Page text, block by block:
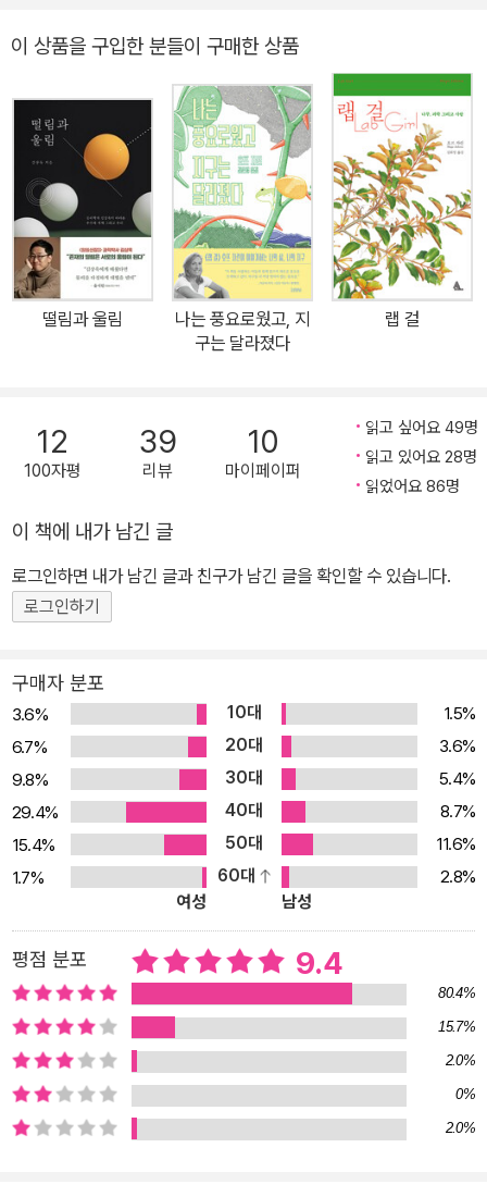
날씨가 가장 높고 대량살상 무기 사용은 낮은 편이었다. 우리는 이미
이런 상황을 체험하고 있다. 작년에는 유례없는 폭염이 한반도를 덮
쳐 상당한 피해를 입혔다. 미세먼지는 가장 쉽게 만날 수 있는 기후 현
상으로 우리의 건강을 위협하고 있다. 기후변화가 건강과 생명, 재산
을 위협한다는 사실을 이제 모두 체감한다. 기후변화가 먼 미래에 예
정된 사건이 아니라, 바로 지금 이 순간 우리 눈앞에 놓인 문제라는 것
을 말이다. 이 책의 저자인 조천호 전 국립기상과학원 원장은 일반인
의 눈높이에서 기후변화 시대의 본질을 설명한다. 과학자들 사이에서
기후변화가 일어나는 것은 부정할 수 없는 사실이며, 기후변화가 일
어나는 이유는 지구온난화다. 인간의 활동이 지구가 따뜻해지도록 만
이 촉발한 지질시대인 ‘인류세’에 돌입한 것이다. 이 책에서는 과학적
데이터를 제시하며 기후변화가 일어난 원리를 설명한다. 그리고 이렇
게 질문한다. 앞으로는 어떻게 될까? 기후변화가 일상이 된 지구에서
해야 할까? 문명을 탄생시킨 기후변화, 기후변화가 문명을 파괴할 수
도 있다? 사실 기후변화는 언제나 일어났던 일이다. 우리는 빙하기와
간빙기가 번갈아 찾아왔던 사실을 알고 있다. 90만 년 전부터는 약 1
가 4~5도 정도였다. 그런데 산업혁명 이후 약 100년 만에 기온이 약
1도 올랐다. 4~5도가 오르내리는 데 10만 년이 걸렸는데 지금은 단
100년 만에 1도가 오른 것이다. 기후변화에 관한 정부 간 협의체(IP
CC)에서는 이번 세기 내에 기온 상승 제한 목표를 산업혁명 이전과
비교했을 때 1.5도 이내로 잡았다. 산업혁명 이전보다 기온이 1.5도
이상 상승하게 되면, 그 이후에 일어날 일은 걷잡을 수 없을 것이라는
계산에서다. 우리가 누리고 있는 문명은 인간의 능력으로 이룩한 것
같지만, 사실 특정한 기후 조건에서 가능했던 우연의 산물이다. 빙하
기에는 너무 추워서 농사를 지을 수 없었기 때문에 한 곳에 정착할 수
가 없었고, 따라서 문명도 탄생할 수 없었다. 간빙기가 되어 약 1만 2,
000년 전에 기온이 안정되고, 약 7,000년 전 해수면 변동이 끝나고
나서야 농경 생활이 가능해지고 문명이 탄생할 수 있었다. 현대 문명
도 마찬가지다. 기술이 발달하면서 인간이 모든 것을 통제하고 있는
것처럼 보이지만, 해수면 상승이나 생태계 파괴 같은 대규모 환경 재
앙이 일어나면 인간이 할 수 있는 일은 그리 많지 않을 것이다. 이미
북미 대륙을 덮치는 허리케인이나 폭염, 폭우 같은 기상 이변 앞에서
이 상품을 구입한 분들이 구매한 상품
떨림과 울림
나는 풍요로웠고, 지
구는 달라졌다
랩 걸
12
100자평
39
리뷰
10
마이페이퍼
읽고 싶어요 49명
읽고 있어요 28명
읽었어요 86명
이 책에 내가 남긴 글
로그인하면 내가 남긴 글과 친구가 남긴 글을 확인할 수 있습니다.
로그인하기
구매자 분포
3.6% 10대
1.5%
6.7%
20대
3.6%
9.8%
30대
5.4%
29.4%
40대
8.7%
15.4%
50대
11.6%
1.7%
60대
2.8%
여성
남성
평점 분포 9.4
80.4%
15.7%
2.0%
0%
2.0%